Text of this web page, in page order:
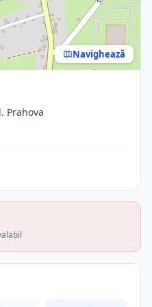
Navighează
Prahova